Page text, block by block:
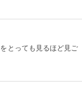
とっても見るほど見ご